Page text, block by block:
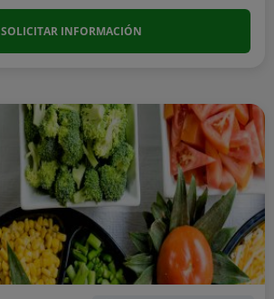
SOLICITAR INFORMACIÓN